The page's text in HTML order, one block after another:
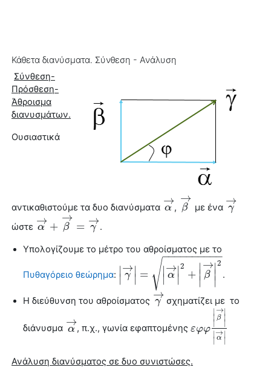
Κάθετα διανύσματα. Σύνθεση - Ανάλυση
Σύνθεση-
Πρόσθεση-
Άθροισμα
διανυσμάτων.
Ουσιαστικά
αντικαθιστούμε τα δυο διανύσματα α
→
α→, β
→
β→ με ένα γ
→
γ→
ώστε α
→ + β
→
= γ
→
α→ +β →= γ→ .
Υπολογίζουμε το μέτρο του αθροίσματος με το
Πυθαγόρειο θεώρημα: ∣
∣ γ
→∣
∣ = ∣
∣ α
→∣
∣
2
+
∣
∣
∣ β
→∣
∣
∣
2
− −
−−−−−−−−
√
| γ→ | =|α →| 2+ β →|2 .
Η διεύθυνση του αθροίσματος γ
→
γ→ σχηματίζει με το
διάνυσμα α
→
α→, π.χ., γωνία εφαπτομένηςεφφ
∣
∣
∣ β
→∣
∣
∣
∣
∣ α
→∣
∣
εφφ|β→|
Ανάλυση διανύσματος σε δυο συνιστώσες.